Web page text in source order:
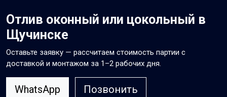
Отлив оконный или цокольный в
Щучинске
Оставьте заявку — рассчитаем стоимость партии с
доставкой и монтажом за 1–2 рабочих дня.
WhatsApp Позвонить